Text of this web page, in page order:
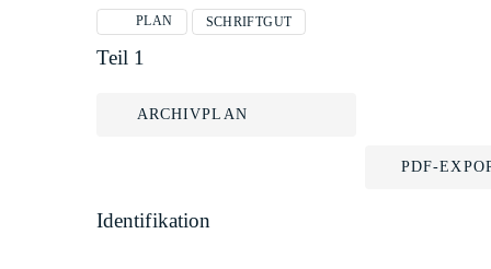
PLAN SCHRIFTGUT
Teil 1
ARCHIVPLAN
PDF-
Identifikation